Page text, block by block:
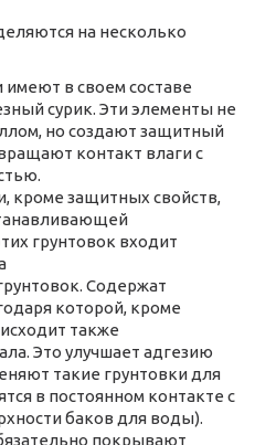
на несколько
в своем составе
сурик. Эти элементы не
но создают защитный
контакт влаги с
кроме защитных свойств,
грунтовок входит
Содержат
которой, кроме
также
Это улучшает адгезию
такие грунтовки для
в постоянном контакте с
баков для воды).
покрывают